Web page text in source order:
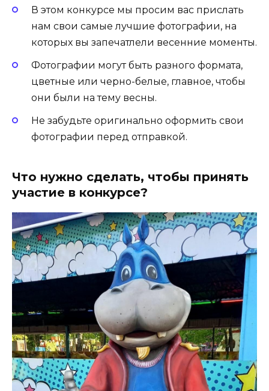
В этом конкурсе мы просим вас прислать
нам свои самые лучшие фотографии, на
которых вы запечатлели весенние моменты.
Фотографии могут быть разного формата,
цветные или черно-белые, главное, чтобы
они были на тему весны.
Не забудьте оригинально оформить свои
фотографии перед отправкой.
Что нужно сделать, чтобы принять
участие в конкурсе?